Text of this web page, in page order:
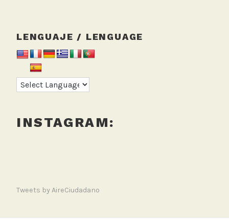
LENGUAJE / LENGUAGE
INSTAGRAM:
Tweets by AireCiudadano